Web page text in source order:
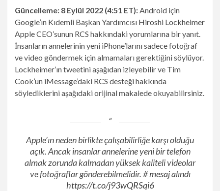
Güncelleme: 8 Eylül 2022 (4:51 ET): Android için
Google’ın Kıdemli Başkan Yardımcısı Hiroshi Lockheimer
Apple CEO’sunun RCS hakkındaki yorumlarına bir yanıt.
İnsanların annelerinin yeni iPhone’larını sadece fotoğraf
ve video göndermek için almamaları gerektiğini söylüyor.
Lockheimer’ın tweetini aşağıdan izleyebilir ve Tim
Cook’un iMessage’daki RCS desteği hakkında
söylediklerini aşağıdaki orijinal makalede okuyabilirsiniz.
Apple’ın neden birlikte çalışabilirliğe karşı olduğu
açık. Ancak insanlar annelerine yeni bir telefon
almak zorunda kalmadan yüksek kaliteli videolar
ve fotoğraflar gönderebilmelidir.# mesaj alındı
https://t.co/j93wQRSqi6